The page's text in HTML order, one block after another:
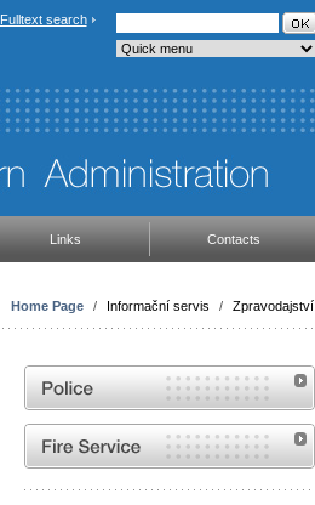
Fulltext search
Links Contacts
Home Page / Informační servis / Zpravodajství
Website of the Police of the Czech Republic
Website of the Fire and Rescue Service of the
Czech Republic